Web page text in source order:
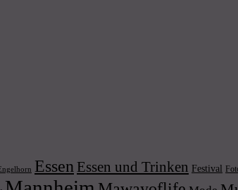
Essen Essen und Trinken Festival